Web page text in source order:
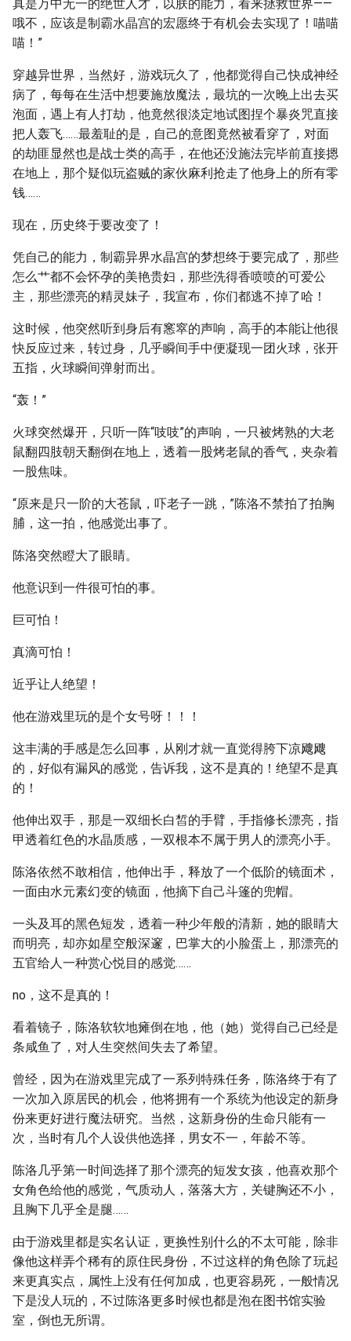
真是万中无一的绝世人才，以朕的能力，看来拯救世界——
哦不，应该是制霸水晶宫的宏愿终于有机会去实现了！喵喵
喵！”
穿越异世界，当然好，游戏玩久了，他都觉得自己快成神经
病了，每每在生活中想要施放魔法，最坑的一次晚上出去买
泡面，遇上有人打劫，他竟然很淡定地试图捏个暴炎咒直接
把人轰飞……最羞耻的是，自己的意图竟然被看穿了，对面
的劫匪显然也是战士类的高手，在他还没施法完毕前直接摁
在地上，那个疑似玩盗贼的家伙麻利抢走了他身上的所有零
钱……
现在，历史终于要改变了！
凭自己的能力，制霸异界水晶宫的梦想终于要完成了，那些
怎么艹都不会怀孕的美艳贵妇，那些洗得香喷喷的可爱公
主，那些漂亮的精灵妹子，我宣布，你们都逃不掉了哈！
这时候，他突然听到身后有窸窣的声响，高手的本能让他很
快反应过来，转过身，几乎瞬间手中便凝现一团火球，张开
五指，火球瞬间弹射而出。
“轰！”
火球突然爆开，只听一阵“吱吱”的声响，一只被烤熟的大老
鼠翻四肢朝天翻倒在地上，透着一股烤老鼠的香气，夹杂着
一股焦味。
“原来是只一阶的大苍鼠，吓老子一跳，”陈洛不禁拍了拍胸
脯，这一拍，他感觉出事了。
陈洛突然瞪大了眼睛。
他意识到一件很可怕的事。
巨可怕！
真滴可怕！
近乎让人绝望！
他在游戏里玩的是个女号呀！！！
这丰满的手感是怎么回事，从刚才就一直觉得胯下凉飕飕
的，好似有漏风的感觉，告诉我，这不是真的！绝望不是真
的！
他伸出双手，那是一双细长白皙的手臂，手指修长漂亮，指
甲透着红色的水晶质感，一双根本不属于男人的漂亮小手。
陈洛依然不敢相信，他伸出手，释放了一个低阶的镜面术，
一面由水元素幻变的镜面，他摘下自己斗篷的兜帽。
一头及耳的黑色短发，透着一种少年般的清新，她的眼睛大
而明亮，却亦如星空般深邃，巴掌大的小脸蛋上，那漂亮的
五官给人一种赏心悦目的感觉……
no，这不是真的！
看着镜子，陈洛软软地瘫倒在地，他（她）觉得自己已经是
条咸鱼了，对人生突然间失去了希望。
曾经，因为在游戏里完成了一系列特殊任务，陈洛终于有了
一次加入原居民的机会，他将拥有一个系统为他设定的新身
份来更好进行魔法研究。当然，这新身份的生命只能有一
次，当时有几个人设供他选择，男女不一，年龄不等。
陈洛几乎第一时间选择了那个漂亮的短发女孩，他喜欢那个
女角色给他的感觉，气质动人，落落大方，关键胸还不小，
且胸下几乎全是腿……
由于游戏里都是实名认证，更换性别什么的不太可能，除非
像他这样弄个稀有的原住民身份，不过这样的角色除了玩起
来更真实点，属性上没有任何加成，也更容易死，一般情况
下是没人玩的，不过陈洛更多时候也都是泡在图书馆实验
室，倒也无所谓。